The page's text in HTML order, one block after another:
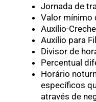
Jornada de
Valor mínimo
Auxílio-Creche
Auxílio para
Divisor de
Percentual
Horário
específicos
através de